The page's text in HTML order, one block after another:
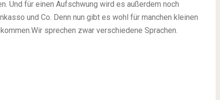
Und für einen Aufschwung wird es außerdem noch
und Co. Denn nun gibt es wohl für manchen kleinen
sprechen zwar verschiedene Sprachen.